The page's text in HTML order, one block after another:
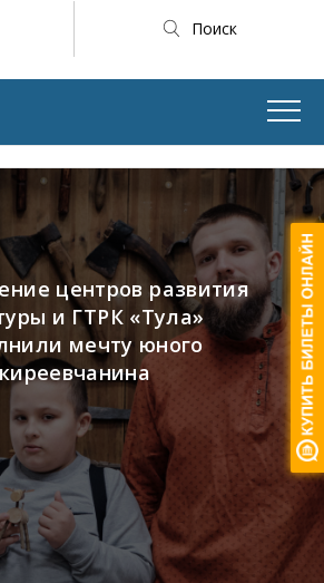
Поиск
центров развития
и ГТРК «Тула»
мечту юного
киреевчанина